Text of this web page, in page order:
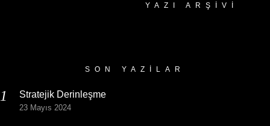
YAZI ARŞIVI
SON YAZILAR
Stratejik Derinleşme
23 Mayıs 2024